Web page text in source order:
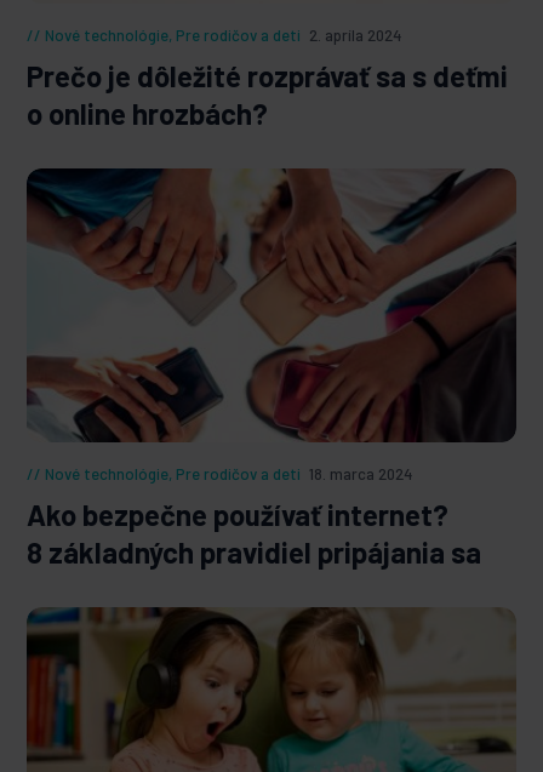
Nové technológie, Pre rodičov a deti 2. apríla 2024
Prečo je dôležité rozprávať sa s deťmi
o online hrozbách?
Nové technológie, Pre rodičov a deti 18. marca 2024
Ako bezpečne používať internet?
8 základných pravidiel pripájania sa